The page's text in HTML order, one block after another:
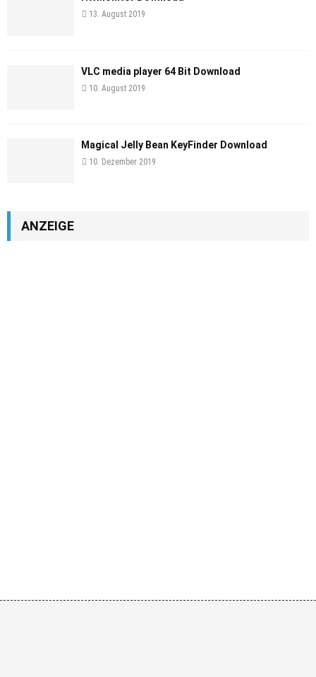
13. August 2019
VLC media player 64 Bit Download
10. August 2019
Magical Jelly Bean KeyFinder Download
10. Dezember 2019
ANZEIGE